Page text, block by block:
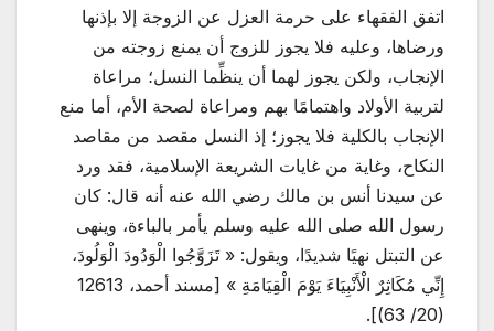
اتفق الفقهاء على حرمة العزل عن الزوجة إلا بإذنها
ورضاها، وعليه فلا يجوز للزوج أن يمنع زوجته من
الإنجاب، ولكن يجوز لهما أن ينظِّما النسل؛ مراعاة
لتربية الأولاد واهتمامًا بهم ومراعاة لصحة الأم، أما منع
الإنجاب بالكلية فلا يجوز؛ إذ النسل مقصد من مقاصد
النكاح، وغاية من غايات الشريعة الإسلامية، فقد ورد
عن سيدنا أنس بن مالك رضي الله عنه أنه قال: كان
رسول الله صلى الله عليه وسلم يأمر بالباءة، وينهى
عن التبتل نهيًا شديدًا، ويقول: « تَزَوَّجُوا الْوَدُودَ الْوَلُودَ،
إِنِّي مُكَاثِرٌ الْأَنْبِيَاءَ يَوْمَ الْقِيَامَةِ » [مسند أحمد، 12613
(20/ 63)].